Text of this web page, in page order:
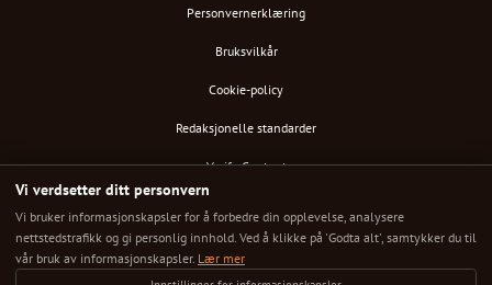
Personvernerklæring
Bruksvilkår
Cookie-policy
Redaksjonelle standarder
Verify Content
Vi verdsetter ditt personvern
Vi bruker informasjonskapsler for å forbedre din opplevelse, analysere
nettstedstrafikk og gi personlig innhold. Ved å klikke på 'Godta alt', samtykker du til
vår bruk av informasjonskapsler. Lær mer